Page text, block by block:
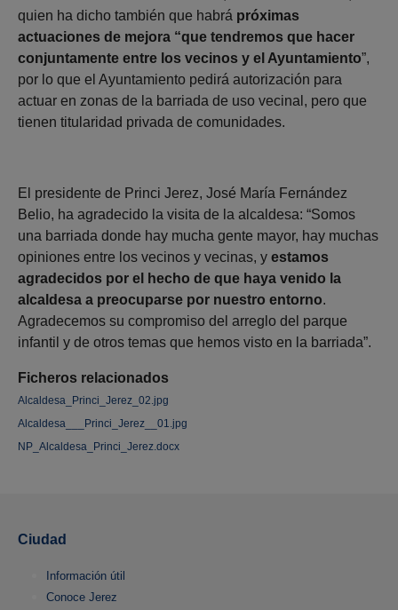
Ficheros relacionados
Alcaldesa_Princi_Jerez_02.jpg
Alcaldesa___Princi_Jerez__01.jpg
NP_Alcaldesa_Princi_Jerez.docx
quien ha dicho también que habrá próximas
actuaciones de mejora “que tendremos que hacer
conjuntamente entre los vecinos y el Ayuntamiento”,
por lo que el Ayuntamiento pedirá autorización para
actuar en zonas de la barriada de uso vecinal, pero que
tienen titularidad privada de comunidades.
El presidente de Princi Jerez, José María Fernández
Belio, ha agradecido la visita de la alcaldesa: “Somos
una barriada donde hay mucha gente mayor, hay muchas
opiniones entre los vecinos y vecinas, y estamos
agradecidos por el hecho de que haya venido la
alcaldesa a preocuparse por nuestro entorno.
Agradecemos su compromiso del arreglo del parque
infantil y de otros temas que hemos visto en la barriada”.
Ciudad
Información útil
Conoce Jerez